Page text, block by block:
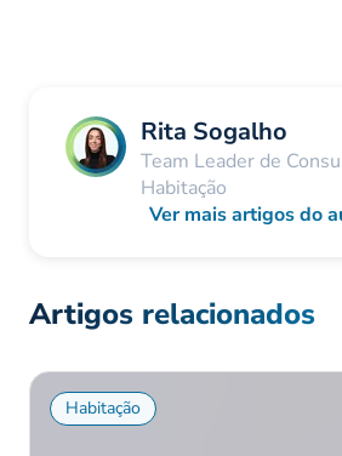
Rita Sogalho
Team Leader de
Habitação
Ver mais artigos do
Artigos relacionados
Habitação